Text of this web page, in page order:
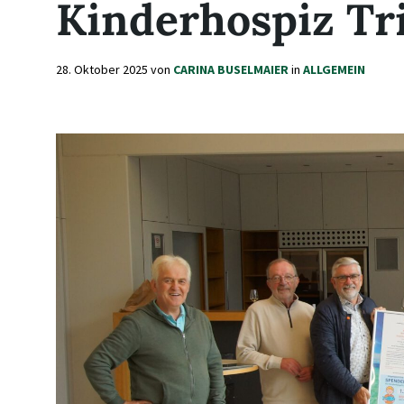
Kinderhospiz
28. Oktober 2025 von CARINA BUSELMAIERin ALLGEMEIN